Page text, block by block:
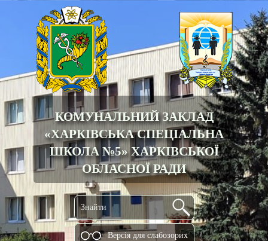
КОМУНАЛЬНИЙ ЗАКЛАД
«ХАРКІВСЬКА СПЕЦІАЛЬНА
ШКОЛА №5» ХАРКІВСЬКОЇ
ОБЛАСНОЇ РАДИ
Версiя для слабозорих